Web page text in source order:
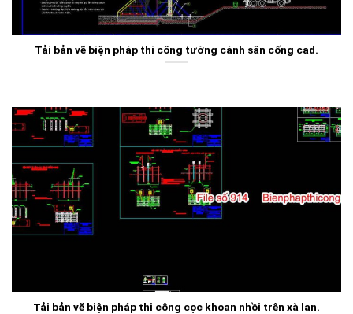
Tải bản vẽ biện pháp thi công tường cánh sân cống cad.
Tải bản vẽ biện pháp thi công cọc khoan nhồi trên xà lan.